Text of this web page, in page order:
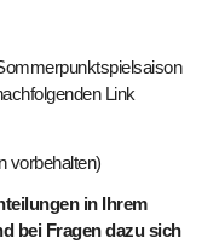
Link
vorbehalten)
in Ihrem
bei Fragen dazu sich